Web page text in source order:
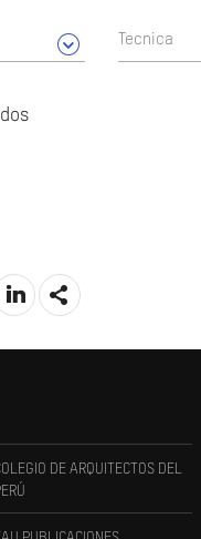
Tecnica
DE ARQUITECTOS DEL